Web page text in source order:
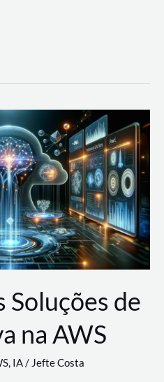
Soluções de
na AWS
, IA/Jefte Costa